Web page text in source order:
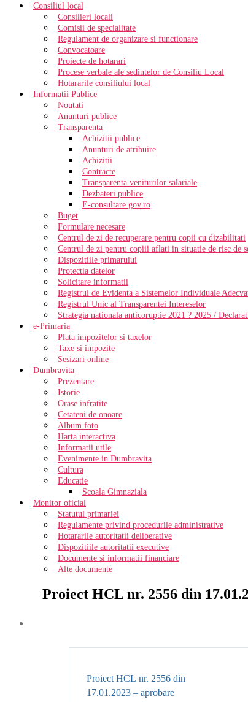
Consiliul local
Consilieri locali
Comisii de specialitate
Regulament de organizare si functionare
Convocatoare
Proiecte de hotarari
Procese verbale ale sedintelor de Consiliu Local
Hotararile consiliului local
Informatii Publice
Noutati
Anunturi publice
Transparenta
Achizitii publice
Anunturi de atribuire
Achizitii
Contracte
Transparenta veniturilor salariale
Dezbateri publice
E-consultare.gov.ro
Buget
Formulare necesare
Centrul de zi de recuperare pentru copii cu dizabilitati
Centrul de zi pentru copiii aflati in situatie de risc de
Dispozitiile primarului
Protectia datelor
Solicitare informatii
Registrul de Evidenta a Sistemelor Individuale
Registrul Unic al Transparentei Intereselor
Strategia nationala anticoruptie 2021 ? 2025 /
e-Primaria
Plata impozitelor si taxelor
Taxe si impozite
Sesizari online
Dumbravita
Prezentare
Istorie
Orase infratite
Cetateni de onoare
Album foto
Harta interactiva
Informatii utile
Evenimente in Dumbravita
Cultura
Educatie
Scoala Gimnaziala
Monitor oficial
Statutul primariei
Regulamente privind procedurile administrative
Hotararile autoritatii deliberative
Dispozitiile autoritatii executive
Documente si informatii financiare
Alte documente
Proiect HCL nr. 2556 din
Proiect HCL nr. 2556 din
17.01.2023 – aprobare